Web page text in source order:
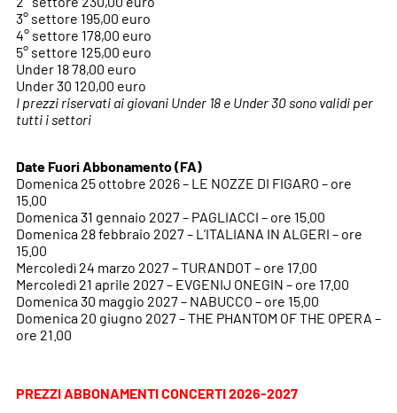
3° settore 195,00 euro
4° settore 178,00 euro
5° settore 125,00 euro
Under 18 78,00 euro
Under 30 120,00 euro
I prezzi riservati ai giovani Under 18 e Under 30 sono validi per
tutti i settori
Date Fuori Abbonamento (FA)
Domenica 25 ottobre 2026 – LE NOZZE DI FIGARO – ore
15.00
Domenica 31 gennaio 2027 – PAGLIACCI – ore 15.00
Domenica 28 febbraio 2027 – L’ITALIANA IN ALGERI – ore
15.00
Mercoledì 24 marzo 2027 – TURANDOT – ore 17.00
Mercoledì 21 aprile 2027 – EVGENIJ ONEGIN – ore 17.00
Domenica 30 maggio 2027 – NABUCCO – ore 15.00
Domenica 20 giugno 2027 – THE PHANTOM OF THE OPERA –
ore 21.00
PREZZI ABBONAMENTI CONCERTI 2026-2027